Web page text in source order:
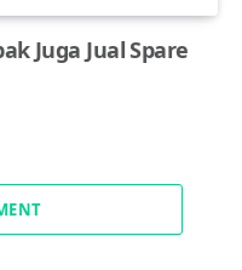
Juga Jual Spare